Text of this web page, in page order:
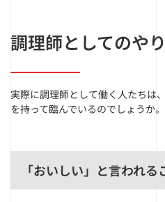
調理師としてのや
実際に調理師として働く人たちは
を持って臨んでいるのでしょうか。
「おいしい」と言われ